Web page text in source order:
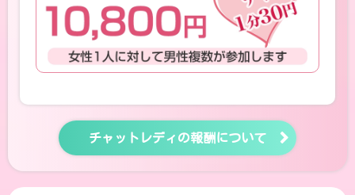
チャットレディの報酬について